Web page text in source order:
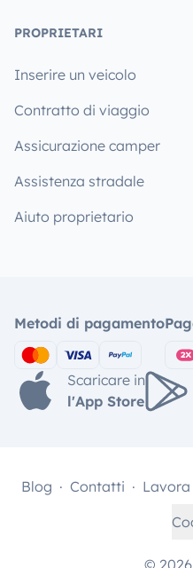
PROPRIETARI
Inserire un veicolo
Contratto di viaggio
Assicurazione camper
Assistenza stradale
Aiuto proprietario
Metodi di pagamento
Scaricare in
l'App Store
Blog Contatti Lavora